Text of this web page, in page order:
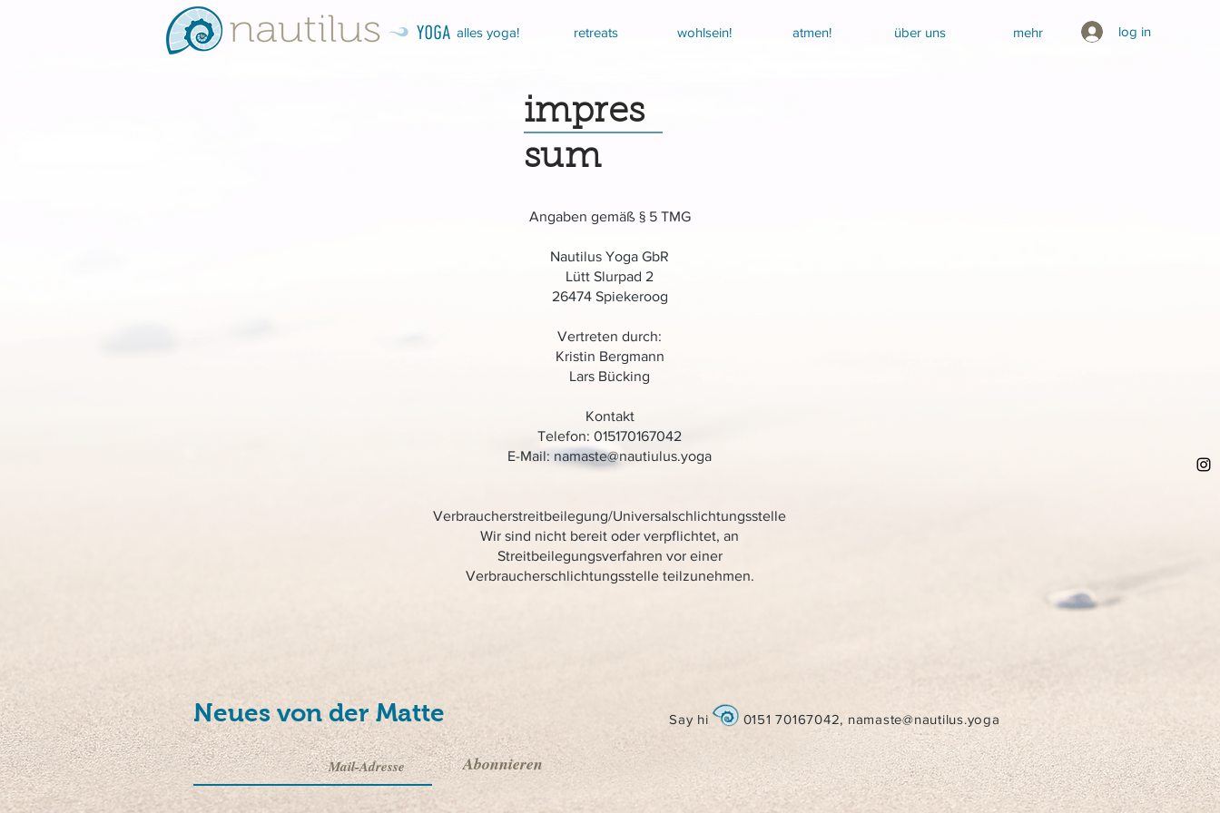
alles yoga! retreats wohlsein! atmen! über uns mehr log in
impres
sum
Angaben gemäß § 5 TMG
Nautilus Yoga GbR
Lütt Slurpad 2
26474 Spiekeroog
Vertreten durch:
Kristin Bergmann
Lars Bücking
Kontakt
Telefon: 015170167042
E-Mail: namaste@nautiulus.yoga
Verbraucherstreitbeilegung/Universalschlichtungsstelle
Wir sind nicht bereit oder verpflichtet, an
Streitbeilegungsverfahren vor einer
Verbraucherschlichtungsstelle teilzunehmen.
Neues von der Matte
Abonnieren
Say hi 0151 70167042, namaste@nautilus.yoga